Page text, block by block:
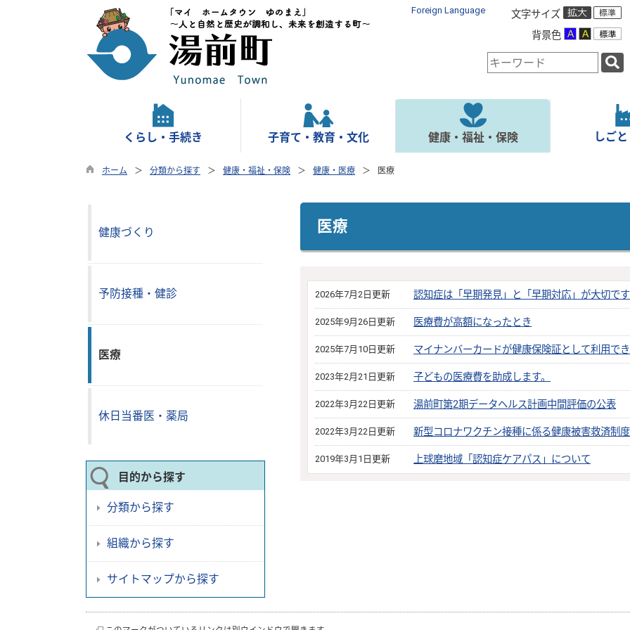
Foreign Language
文字サイズ
背景色
検
索
ー
くらし・手続き 子育て・教育・文化 健康・福祉・保険 しご
ホーム 分類から探す 健康・福祉・保険 健康・医療 医療
医療
2026年7月2日更新 認知症は「早期発見」と「早期対応」が大切です
2025年9月26日更新 医療費が高額になったとき
2025年7月10日更新 マイナンバーカードが健康保険証として利用でき
2023年2月21日更新 子どもの医療費を助成します。
2022年3月22日更新 湯前町第2期データヘルス計画中間評価の公表
2022年3月22日更新 新型コロナワクチン接種に係る健康被害救済制
2019年3月1日更新 上球磨地域「認知症ケアパス」について
健康づくり
予防接種・健診
医療
休日当番医・薬局
目的から探す
分類から探す
組織から探す
サイトマップから探す